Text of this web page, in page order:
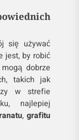
się używać
jest, by robić
dobrze
takich jak
w strefie
najlepiej
,grafitu